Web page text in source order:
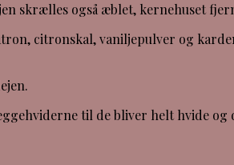
skrælles også æblet, kernehuset
citronskal, vaniljepulver og
til de bliver helt hvide og